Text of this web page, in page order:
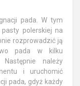
pada. W tym
polerskiej na
rozprowadzić ją
pada w kilku
należy
i uruchomić
pada, gdyż każdy